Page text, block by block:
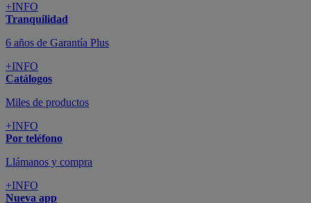
+INFO
Tranquilidad
6 años de Garantía Plus
+INFO
Catálogos
Miles de productos
+INFO
Por teléfono
Llámanos y compra
+INFO
Nueva app